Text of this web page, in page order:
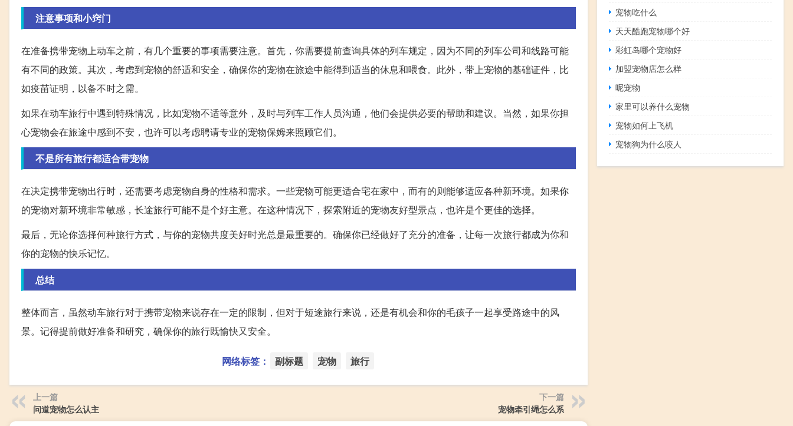
注意事项和小窍门
在准备携带宠物上动车之前，有几个重要的事项需要注意。首先，你需要提前查询具体的列车规定，因为不同的列车公司和线路可能
有不同的政策。其次，考虑到宠物的舒适和安全，确保你的宠物在旅途中能得到适当的休息和喂食。此外，带上宠物的基础证件，比
如疫苗证明，以备不时之需。
如果在动车旅行中遇到特殊情况，比如宠物不适等意外，及时与列车工作人员沟通，他们会提供必要的帮助和建议。当然，如果你担
心宠物会在旅途中感到不安，也许可以考虑聘请专业的宠物保姆来照顾它们。
不是所有旅行都适合带宠物
在决定携带宠物出行时，还需要考虑宠物自身的性格和需求。一些宠物可能更适合宅在家中，而有的则能够适应各种新环境。如果你
的宠物对新环境非常敏感，长途旅行可能不是个好主意。在这种情况下，探索附近的宠物友好型景点，也许是个更佳的选择。
最后，无论你选择何种旅行方式，与你的宠物共度美好时光总是最重要的。确保你已经做好了充分的准备，让每一次旅行都成为你和
你的宠物的快乐记忆。
总结
整体而言，虽然动车旅行对于携带宠物来说存在一定的限制，但对于短途旅行来说，还是有机会和你的毛孩子一起享受路途中的风
景。记得提前做好准备和研究，确保你的旅行既愉快又安全。
网络标签： 副标题 宠物 旅行
上一篇
问道宠物怎么认主
下一篇
宠物牵引绳怎么系
宠物吃什么
天天酷跑宠物哪个好
彩虹岛哪个宠物好
加盟宠物店怎么样
呢宠物
家里可以养什么宠物
宠物如何上飞机
宠物狗为什么咬人